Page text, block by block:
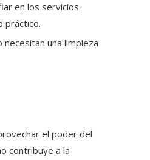
en los servicios
práctico.
una limpieza
el poder del
contribuye a la